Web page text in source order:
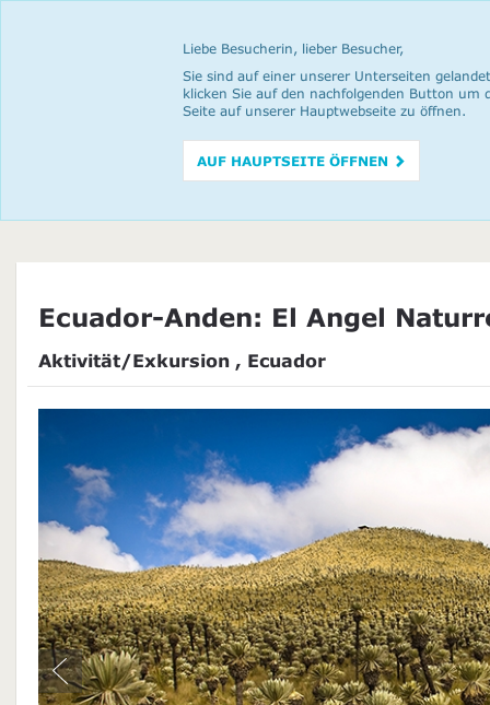
Liebe Besucherin, lieber Besucher,
Sie sind auf einer unserer Unterseiten
klicken Sie auf den nachfolgenden Button um
Seite auf unserer Hauptwebseite zu öffnen.
AUF HAUPTSEITE ÖFFNEN
Ecuador-Anden: El Angel
Aktivität/Exkursion , Ecuador